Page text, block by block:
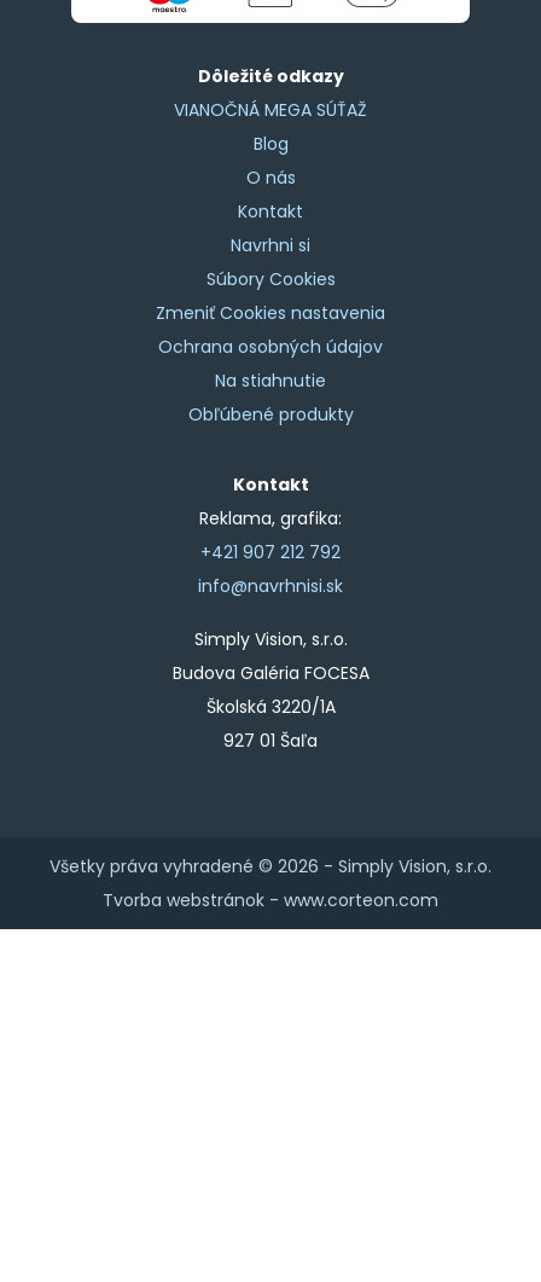
Dôležité odkazy
VIANOČNÁ MEGA SÚŤAŽ
Blog
O nás
Kontakt
Navrhni si
Súbory Cookies
Zmeniť Cookies nastavenia
Ochrana osobných údajov
Na stiahnutie
Obľúbené produkty
Kontakt
Reklama, grafika:
+421 907 212 792
info@navrhnisi.sk
Simply Vision, s.r.o.
Budova Galéria FOCESA
Školská 3220/1A
927 01 Šaľa
Všetky práva vyhradené © 2026 - Simply Vision, s.r.o.
Tvorba webstránok - www.corteon.com